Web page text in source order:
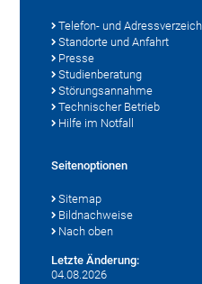
Telefon- und
Standorte und Anfahrt
Presse
Studienberatung
Störungsannahme
Technischer Betrieb
Hilfe im Notfall
Seitenoptionen
Sitemap
Bildnachweise
Nach oben
Letzte Änderung:
04.08.2026